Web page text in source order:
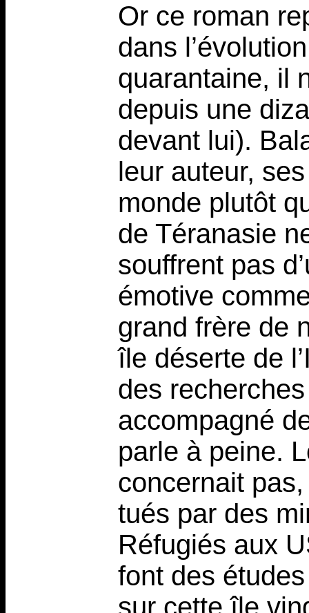
Or ce roman
dans
quarantaine, il
depuis une
devant lui).
leur auteur,
monde plutôt
de Téranasie
souffrent pas
émotive
grand frère de
île déserte de
des
accompagné
parle à peine.
concernait
tués par des
Réfugiés aux
font des
sur cette île